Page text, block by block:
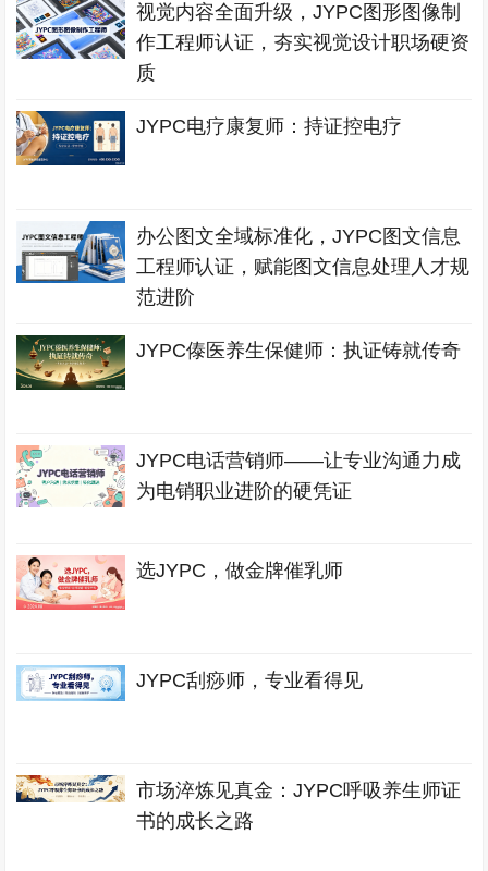
视觉内容全面升级，JYPC图形图像制
作工程师认证，夯实视觉设计职场硬资
质
JYPC电疗康复师：持证控电疗
办公图文全域标准化，JYPC图文信息
工程师认证，赋能图文信息处理人才规
范进阶
JYPC傣医养生保健师：执证铸就传奇
JYPC电话营销师——让专业沟通力成
为电销职业进阶的硬凭证
选JYPC，做金牌催乳师
JYPC刮痧师，专业看得见
市场淬炼见真金：JYPC呼吸养生师证
书的成长之路